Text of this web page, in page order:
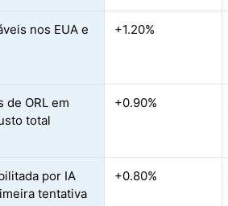
nos EUA e
+1.20%
de ORL em
total
+0.90%
por IA
tentativa
+0.80%